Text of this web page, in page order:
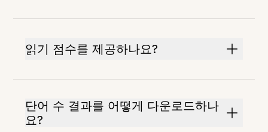
읽기 점수를 제공하나요?
단어 수 결과를 어떻게 다운로드하나
요?